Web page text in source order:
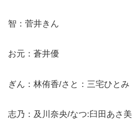
智：菅井きん
お元：蒼井優
ぎん：林侑香/さと：三宅ひとみ
志乃：及川奈央/なつ:臼田あさ美